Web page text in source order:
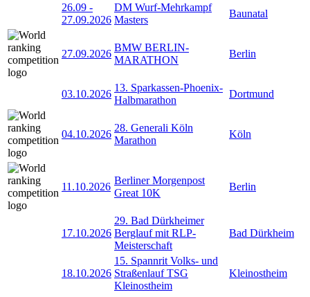
26.09 -
27.09.2026
DM Wurf-Mehrkampf
Masters
Baunatal
27.09.2026
BMW BERLIN-
MARATHON
Berlin
03.10.2026
13. Sparkassen-Phoenix-
Halbmarathon
Dortmund
04.10.2026
28. Generali Köln
Marathon
Köln
11.10.2026
Berliner Morgenpost
Great 10K
Berlin
17.10.2026
29. Bad Dürkheimer
Berglauf mit RLP-
Meisterschaft
Bad Dürkheim
18.10.2026
15. Spannrit Volks- und
Straßenlauf TSG
Kleinostheim
Kleinostheim